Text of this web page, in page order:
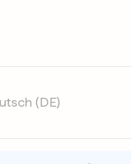
(DE)